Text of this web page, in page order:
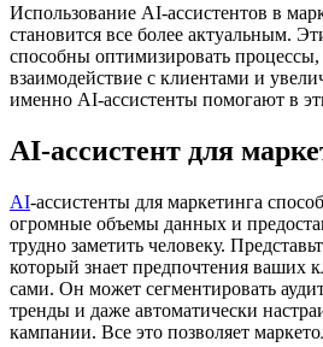
Использование AI-ассистентов в
становится все более актуальным.
способны оптимизировать
взаимодействие с клиентами и
именно AI-ассистенты помогают в
AI-ассистент для
AI-ассистенты для маркетинга
огромные объемы данных и
трудно заметить человеку.
который знает предпочтения ваших
сами. Он может сегментировать
тренды и даже автоматически
кампании. Все это позволяет